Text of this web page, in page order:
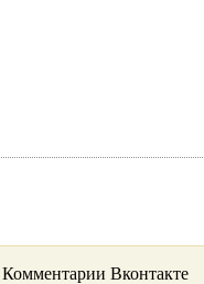
Комментарии Вконтакте